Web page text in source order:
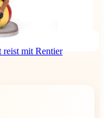
reist mit Rentier